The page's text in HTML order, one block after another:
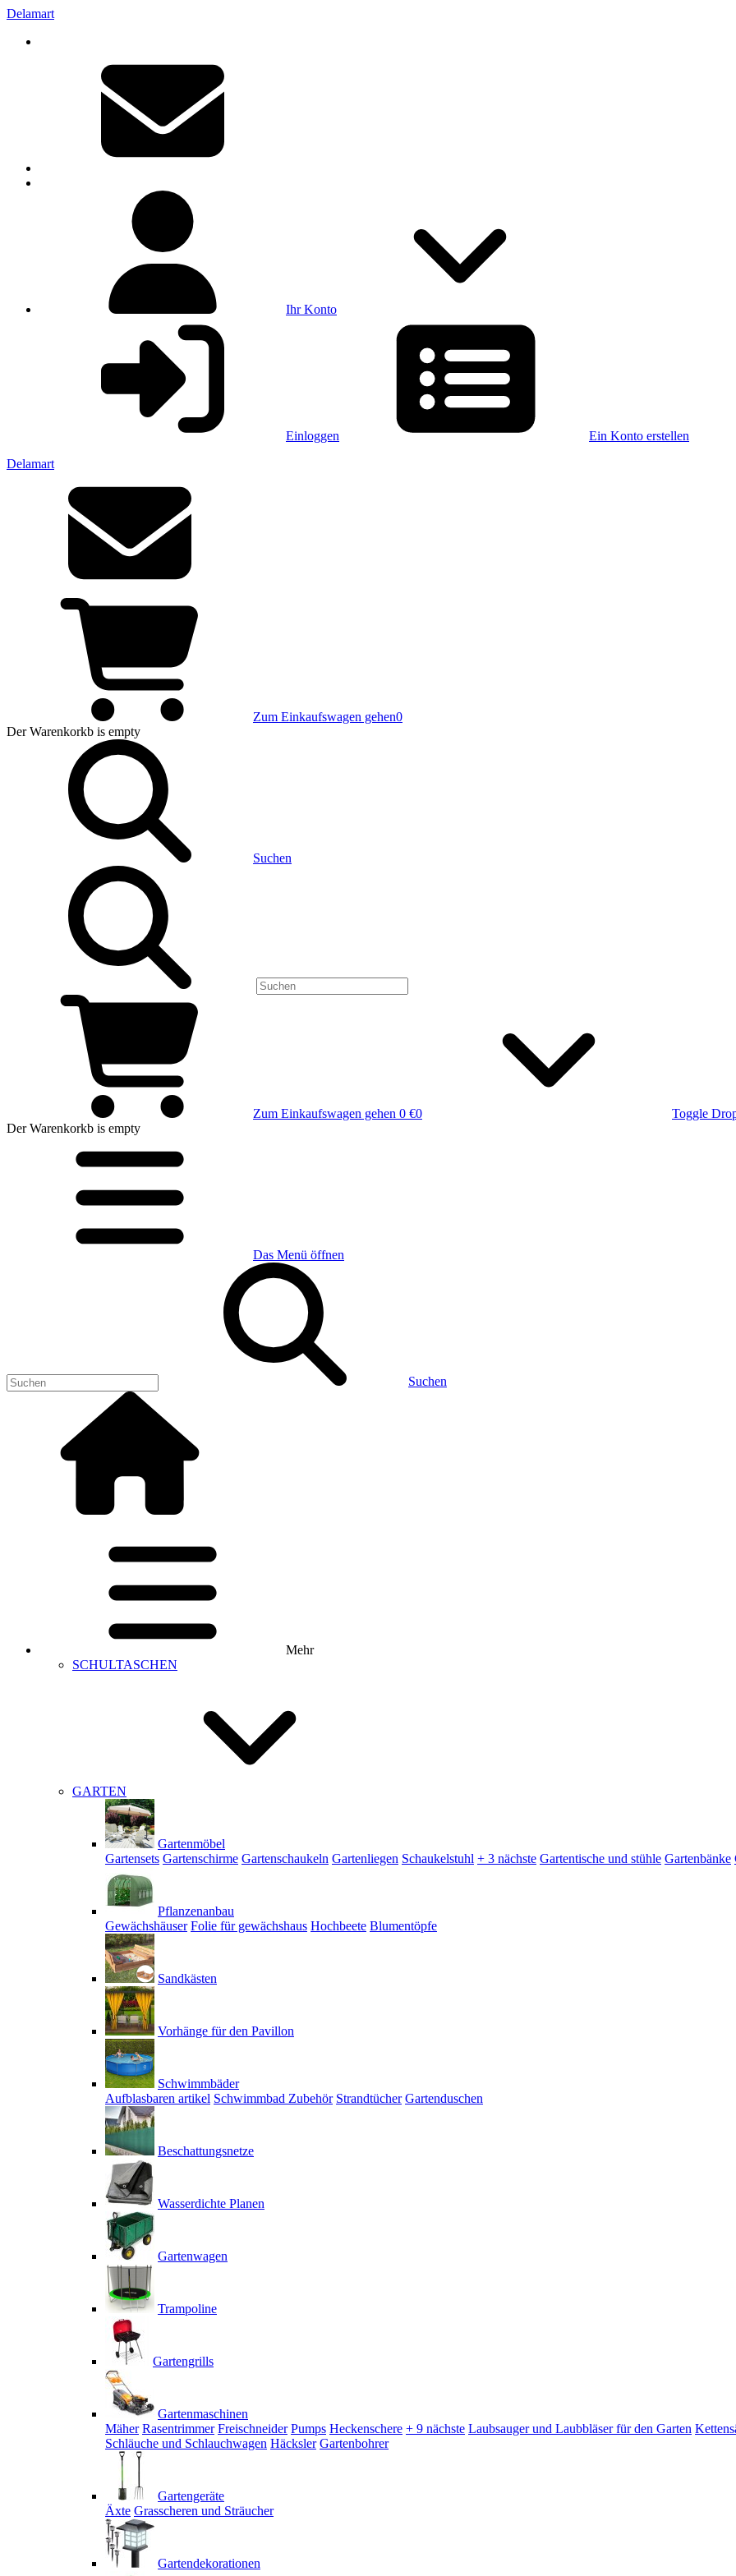
Delamart
Ihr Konto
Einloggen Ein Konto erstellen
Delamart
Zum Einkaufswagen gehen0
Der Warenkorkb is empty
Suchen
Zum Einkaufswagen gehen 0 €0
Toggle
Der Warenkorkb is empty
Das Menü öffnen
Suchen
Mehr
SCHULTASCHEN
GARTEN
Gartenmöbel
Gartensets Gartenschirme Gartenschaukeln Gartenliegen Schaukelstuhl + 3 nächste Gartentische und stühle Gartenbänke
Pflanzenanbau
Gewächshäuser Folie für gewächshaus Hochbeete Blumentöpfe
Sandkästen
Vorhänge für den Pavillon
Schwimmbäder
Aufblasbaren artikel Schwimmbad Zubehör Strandtücher Gartenduschen
Beschattungsnetze
Wasserdichte Planen
Gartenwagen
Trampoline
Gartengrills
Gartenmaschinen
Mäher Rasentrimmer Freischneider Pumps Heckenschere + 9 nächste Laubsauger und Laubbläser für den Garten
Schläuche und Schlauchwagen Häcksler Gartenbohrer
Gartengeräte
Äxte Grasscheren und Sträucher
Gartendekorationen